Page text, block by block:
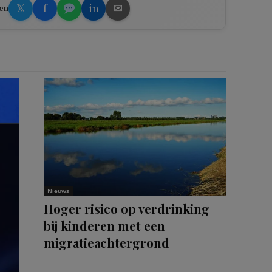
𝕏 f in ✉
Nieuws
Hoger risico op verdrinking
bij kinderen met een
migratieachtergrond